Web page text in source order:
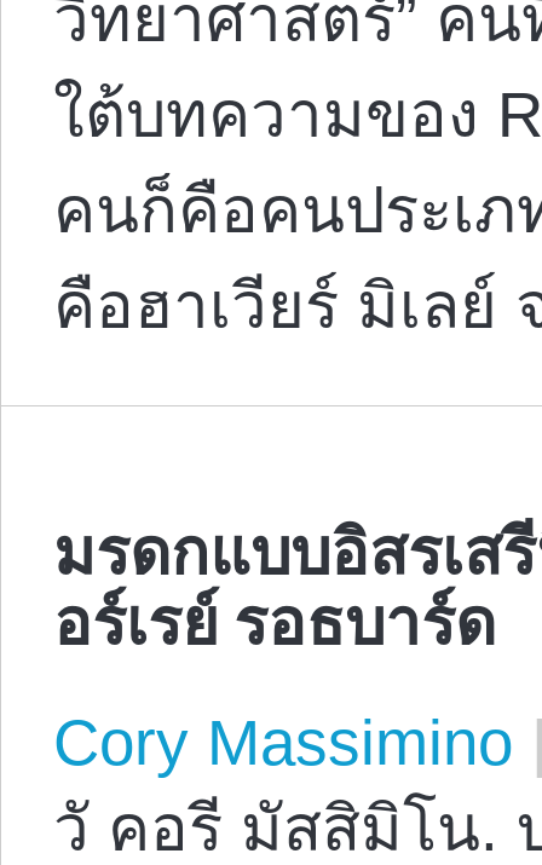
วิทยาศาสตร์” ค
ใต้บทความของ
คนก็คือคนประเ
คือฮาเวียร์ มิเล
มรดกแบบอิสรเส
อร์เรย์ รอธบาร์ด
Cory Massimino
วั คอรี มัสสิมิโน.